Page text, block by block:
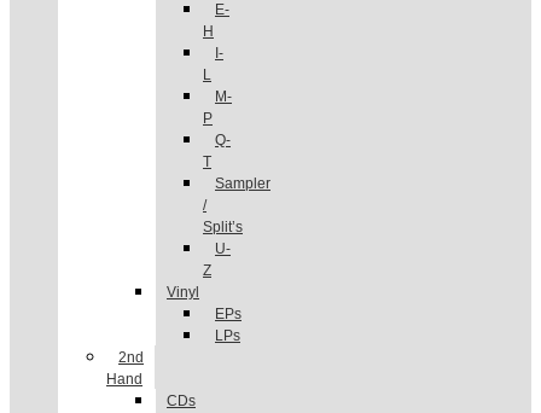
E-
H
I-
L
M-
P
Q-
T
Sampler
/
Split’s
U-
Z
Vinyl
EPs
LPs
2nd
Hand
CDs